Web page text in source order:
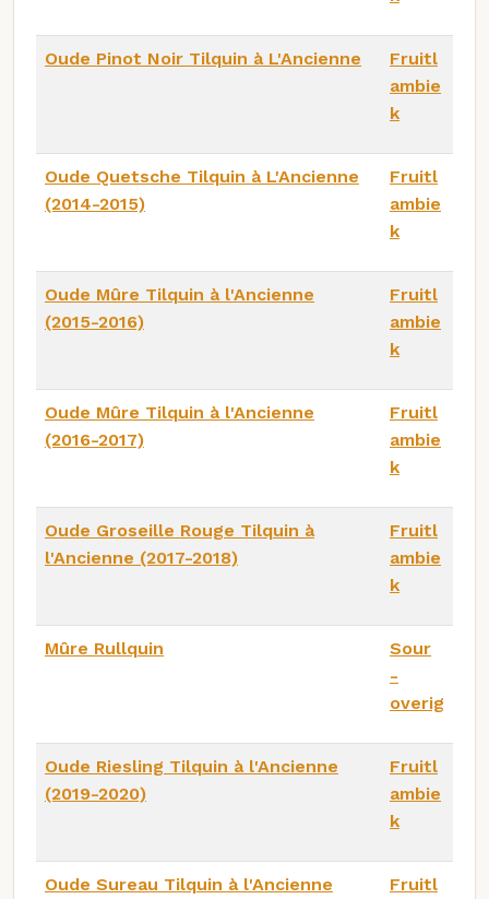
Oude Pinot Noir Tilquin à L'Ancienne
Fruitl
ambie
k
Oude Quetsche Tilquin à L'Ancienne
(2014-2015)
Fruitl
ambie
k
Oude Mûre Tilquin à l'Ancienne
(2015-2016)
Fruitl
ambie
k
Oude Mûre Tilquin à l'Ancienne
(2016-2017)
Fruitl
ambie
k
Oude Groseille Rouge Tilquin à
l'Ancienne (2017-2018)
Fruitl
ambie
k
Mûre Rullquin
Sour
-
overig
Oude Riesling Tilquin à l'Ancienne
(2019-2020)
Fruitl
ambie
k
Oude Sureau Tilquin à l'Ancienne
Fruitl